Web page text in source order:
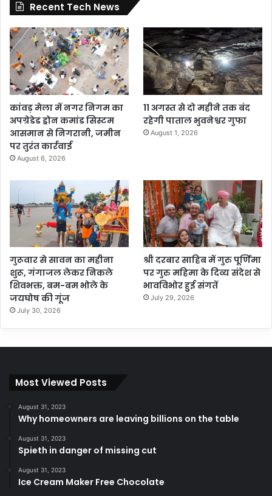
Recent Tech News
कांवड़ मेला में नगर निगम का
अपग्रेडेड ड्रोन कमांड सिस्टम
आसमान से निगरानी, जमीन
पर तुरंत कार्रवाई
August 6, 2026
11 अगस्त से दो महीने तक बंद
रहेगी पाताल भुवनेश्वर गुफा
August 1, 2026
गुरूवार से सावन का महीना
शुरू, गंगाजल लेकर निकले
शिवभक्त, बम-बम भोले के
जयघोष की गूंज
July 30, 2026
श्री दरबार साहिब में गुरु पूर्णिमा
पर गुरु महिमा के दिव्य संदेश से
भावविभोर हुई संगतें
July 29, 2026
Most Viewed Posts
August 31, 2023
Why homeowners are leaving billions on the table
August 31, 2023
Spieth in danger of missing cut
August 31, 2023
Ice Cream Maker Free Chocolate